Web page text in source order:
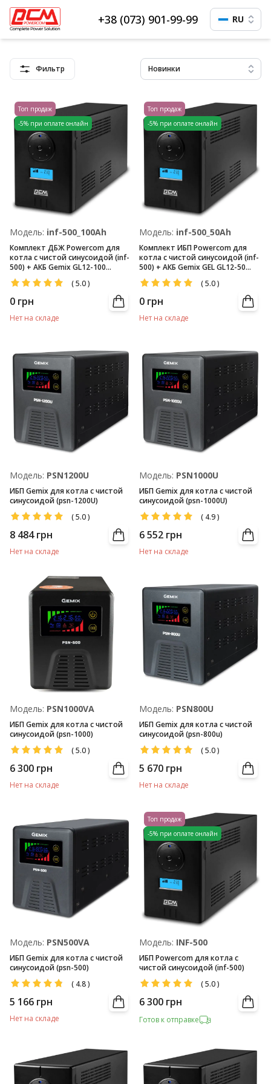
+38 (073) 901-99-99 RU
Фильтр Новинки
Топ продаж
-5% при оплате онлайн
Модель: inf-500_100Ah
Комплект ДБЖ Powercom для
котла с чистой синусоидой (inf-
500) + АКБ Gemix GL12-100
(12V/100Ач)
(5.0)
0 грн
Нет на складе
Топ продаж
-5% при оплате онлайн
Модель: inf-500_50Ah
Комплект ИБП Powercom для
котла с чистой синусоидой (inf-
500) + АКБ Gemix GEL GL12-50
(12V/50Ач)
(5.0)
0 грн
Нет на складе
Модель: PSN1200U
ИБП Gemix для котла с чистой
синусоидой (psn-1200U)
(5.0)
8 484 грн
Нет на складе
Модель: PSN1000U
ИБП Gemix для котла с чистой
синусоидой (psn-1000U)
( 4.9)
6 552 грн
Нет на складе
Модель: PSN1000VA
ИБП Gemix для котла с чистой
синусоидой (psn-1000)
(5.0)
6 300 грн
Нет на складе
Модель: PSN800U
ИБП Gemix для котла с чистой
синусоидой (psn-800u)
(5.0)
5 670 грн
Нет на складе
Модель: PSN500VA
ИБП Gemix для котла с чистой
синусоидой (psn-500)
( 4.8)
5 166 грн
Нет на складе
Топ продаж
-5% при оплате онлайн
Модель: INF-500
ИБП Powercom для котла с
чистой синусоидой (inf-500)
(5.0)
6 300 грн
Готов к отправке